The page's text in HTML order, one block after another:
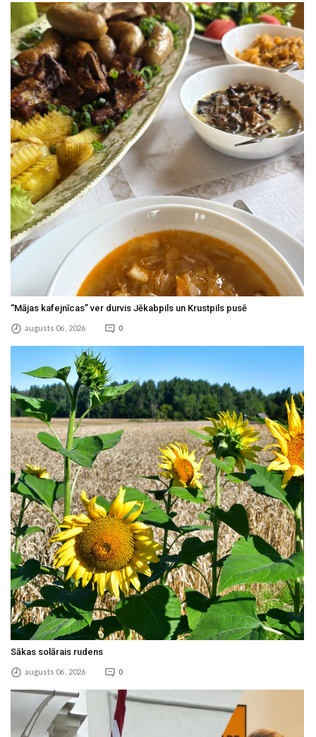
“Mājas kafejnīcas” ver durvis Jēkabpils un Krustpils pusē
augusts 06 , 2026 0
Sākas solārais rudens
augusts 06 , 2026 0